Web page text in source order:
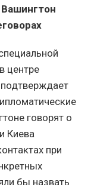
центре
говорят о
Киева
при
бы назвать